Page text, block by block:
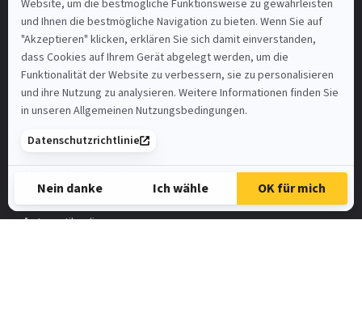
St. Gallen
Mein Benutzerkonto
Nutzungsbedingungen
SAMSIC-EMPLOI.CH
SAMSIC.FR
Spontanbewerbung
Automatiker/in